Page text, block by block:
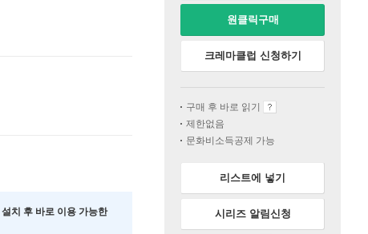
치 후 바로 이용 가능한
원클릭구매
크레마클럽 신청하기
구매 후 바로 읽기
제한없음
문화비소득공제 가능
리스트에 넣기
시리즈 알림신청